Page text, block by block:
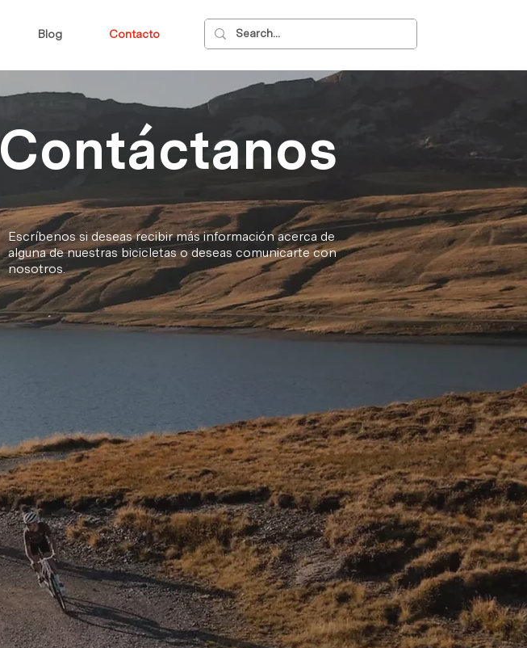
Blog Contacto
Contáctanos
Escríbenos si deseas recibir más información acerca de
alguna de nuestras bicicletas o deseas comunicarte con
nosotros.